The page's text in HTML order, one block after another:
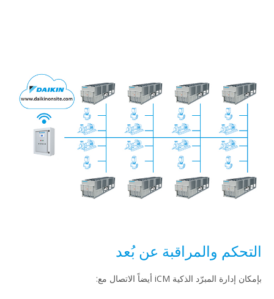
التحكم والمراقبة عن بُعد
بإمكان إدارة المبرّد الذكية iCM أيضاً الاتصال مع: